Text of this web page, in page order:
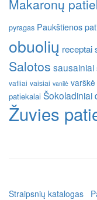
Makaronų
pyragas Paukštienos
obuolių receptai
Salotos sausainiai
vafliai vaisiai vanilė varškė
patiekalai Šokoladiniai
Žuvies
Straipsnių katalogas